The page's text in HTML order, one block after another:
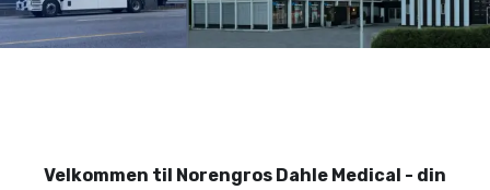
Velkommen til Norengros Dahle Medical - din